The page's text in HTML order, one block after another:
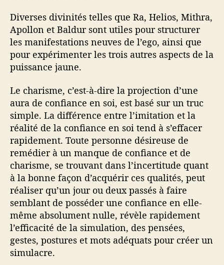
Diverses divinités telles que Ra, Helios, Mithra,
Apollon et Baldur sont utiles pour structurer
les manifestations neuves de l’ego, ainsi que
pour expérimenter les trois autres aspects de la
puissance jaune.
Le charisme, c’est-à-dire la projection d’une
aura de confiance en soi, est basé sur un truc
simple. La différence entre l’imitation et la
réalité de la confiance en soi tend à s’effacer
rapidement. Toute personne désireuse de
remédier à un manque de confiance et de
charisme, se trouvant dans l’incertitude quant
à la bonne façon d’acquérir ces qualités, peut
réaliser qu’un jour ou deux passés à faire
semblant de posséder une confiance en elle-
même absolument nulle, révèle rapidement
l’efficacité de la simulation, des pensées,
gestes, postures et mots adéquats pour créer un
simulacre.